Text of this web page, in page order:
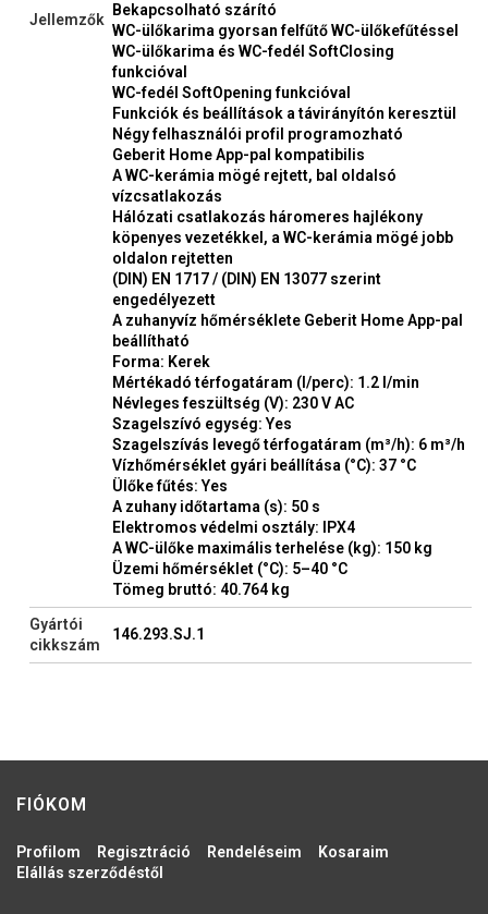
Jellemzők
Bekapcsolható szárító
WC-ülőkarima gyorsan felfűtő WC-ülőkefűtéssel
WC-ülőkarima és WC-fedél SoftClosing
funkcióval
WC-fedél SoftOpening funkcióval
Funkciók és beállítások a távirányítón keresztül
Négy felhasználói profil programozható
Geberit Home App-pal kompatibilis
A WC-kerámia mögé rejtett, bal oldalsó
vízcsatlakozás
Hálózati csatlakozás háromeres hajlékony
köpenyes vezetékkel, a WC-kerámia mögé jobb
oldalon rejtetten
(DIN) EN 1717 / (DIN) EN 13077 szerint
engedélyezett
A zuhanyvíz hőmérséklete Geberit Home App-pal
beállítható
Forma: Kerek
Mértékadó térfogatáram (l/perc): 1.2 l/min
Névleges feszültség (V): 230 V AC
Szagelszívó egység: Yes
Szagelszívás levegő térfogatáram (m³/h): 6 m³/h
Vízhőmérséklet gyári beállítása (°C): 37 °C
Ülőke fűtés: Yes
A zuhany időtartama (s): 50 s
Elektromos védelmi osztály: IPX4
A WC-ülőke maximális terhelése (kg): 150 kg
Üzemi hőmérséklet (°C): 5–40 °C
Tömeg bruttó: 40.764 kg
Gyártói
cikkszám
146.293.SJ.1
FIÓKOM
Profilom Regisztráció Rendeléseim
Kosaraim
Elállás szerződéstől